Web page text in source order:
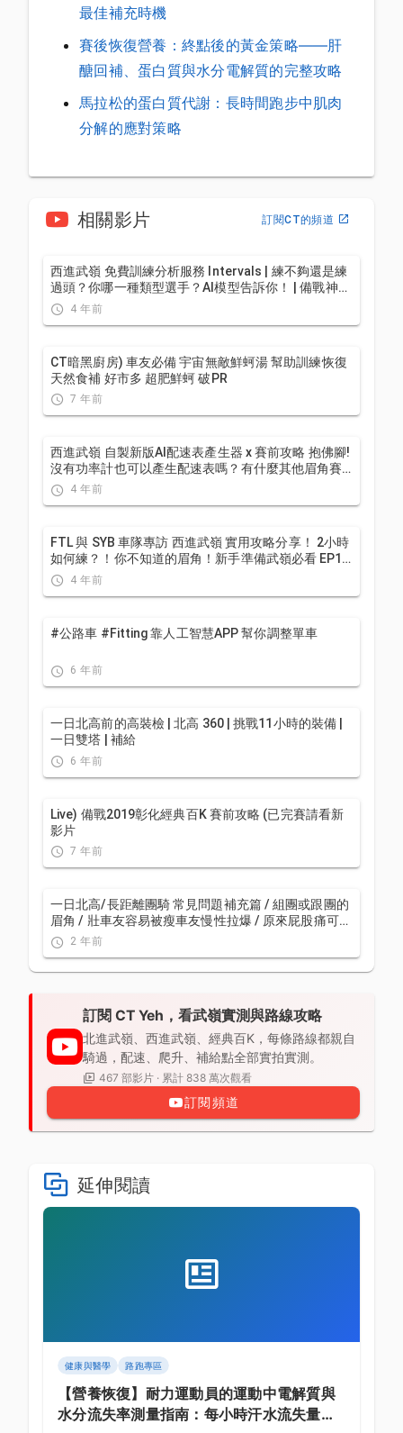
最佳補充時機
賽後恢復營養：終點後的黃金策略——肝
醣回補、蛋白質與水分電解質的完整攻略
馬拉松的蛋白質代謝：長時間跑步中肌肉
分解的應對策略
相關影片 訂閱CT的頻道
西進武嶺 免費訓練分析服務 Intervals | 練不夠還是練
過頭？你哪一種類型選手？AI模型告訴你！ | 備戰神器
4 年前
CT暗黑廚房) 車友必備 宇宙無敵鮮蚵湯 幫助訓練恢復
天然食補 好市多 超肥鮮蚵 破PR
7 年前
西進武嶺 自製新版AI配速表產生器 x 賽前攻略 抱佛腳!
沒有功率計也可以產生配速表嗎？有什麼其他眉角賽
前要注意的呢? | 西進武嶺 / 東進武嶺 KOM 攻略 | 公路
車 | CT Yeh
4 年前
FTL 與 SYB 車隊專訪 西進武嶺 實用攻略分享！ 2小時
如何練？！你不知道的眉角！新手準備武嶺必看 EP1 |
實力派女車友 | 精華版 | 公路車 | CTYeh
4 年前
#公路車 #Fitting 靠人工智慧APP 幫你調整單車
6 年前
一日北高前的高裝檢 | 北高 360 | 挑戰11小時的裝備 |
一日雙塔 | 補給
6 年前
Live) 備戰2019彰化經典百K 賽前攻略 (已完賽請看新
影片
7 年前
一日北高/長距離團騎 常見問題補充篇 / 組團或跟團的
眉角 / 壯車友容易被瘦車友慢性拉爆 / 原來屁股痛可能
是這個原因...？ / 風場配速法 / 公路車 / CT Yeh
2 年前
訂閱 CT Yeh，看武嶺實測與路線攻略
北進武嶺、西進武嶺、經典百K，每條路線都親自
騎過，配速、爬升、補給點全部實拍實測。
467 部影片 · 累計 838 萬次觀看
訂閱頻道
延伸閱讀
健康與醫學 路跑專區
【營養恢復】耐力運動員的運動中電解質與
水分流失率測量指南：每小時汗水流失量與